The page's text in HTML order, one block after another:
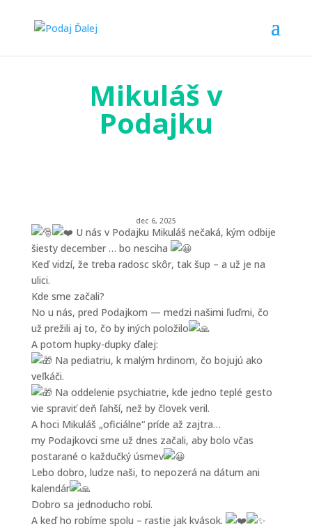
Mikuláš v
Podajku
dec 6, 2025
U nás v Podajku Mikuláš nečaká, kým odbije
šiesty december … bo nesciha
Keď vidzí, že treba radosc skôr, tak šup – a už je na
ulici.
Kde sme začali?
No u nás, pred Podajkom — medzi našimi ľuďmi, čo
už prežili aj to, čo by iných položilo
A potom hupky-dupky ďalej:
Na pediatriu, k malým hrdinom, čo bojujú ako
veľkáči.
Na oddelenie psychiatrie, kde jedno teplé gesto
vie spraviť deň ľahší, než by človek veril.
A hoci Mikuláš „oficiálne“ príde až zajtra…
my Podajkovci sme už dnes začali, aby bolo včas
postarané o každučký úsmev
Lebo dobro, ludze naši, to nepozerá na dátum ani
kalendár
Dobro sa jednoducho robí.
A keď ho robíme spolu – rastie jak kvások.